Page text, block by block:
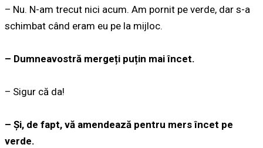
– Nu. N-am trecut nici acum. Am pornit pe verde, dar s-a
schimbat când eram eu pe la mijloc.
– Dumneavostră mergeți puțin mai încet.
– Sigur că da!
– Și, de fapt, vă amendează pentru mers încet pe
verde.